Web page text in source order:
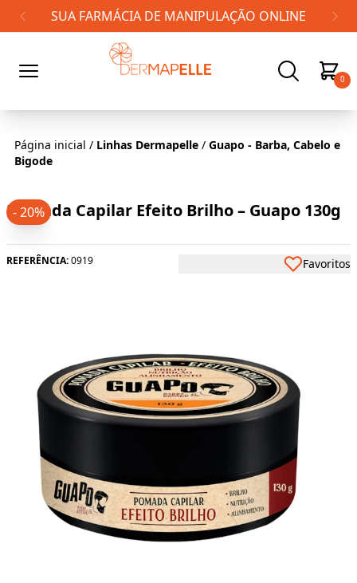
FRETE GRÁTIS PARA TODO BRASIL!
0
Página inicial / Linhas Dermapelle / Guapo - Barba, Cabelo e
Bigode
Pomada Capilar Efeito Brilho – Guapo 130g
REFERÊNCIA:0919 Favoritos
- 20%